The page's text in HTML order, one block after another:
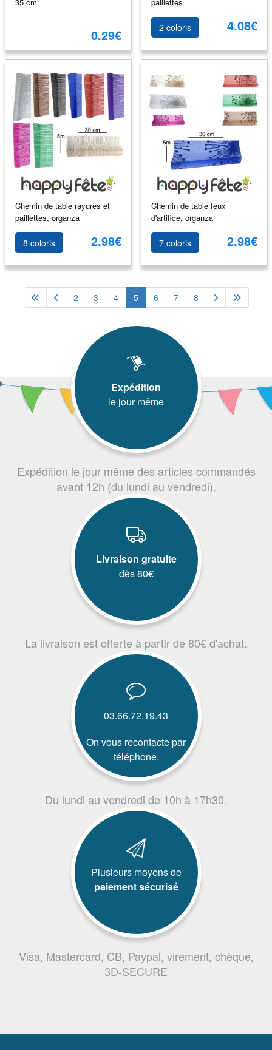
0.29€ 2 coloris 4.08€
Chemin de table rayures et
paillettes, organza
8 coloris 2.98€
Chemin de table feux
d'artifice, organza
7 coloris 2.98€
2 3 4 5 6 7 8
Expédition
le jour même
Expédition le jour même des articles commandés
avant 12h (du lundi au vendredi).
Livraison gratuite
dès 80€
La livraison est offerte à partir de 80€ d'achat.
03.66.72.19.43
On vous recontacte par
téléphone.
Du lundi au vendredi de 10h à 17h30.
Plusieurs moyens de
paiement sécurisé
Visa, Mastercard, CB, Paypal, virement, chèque,
3D-SECURE